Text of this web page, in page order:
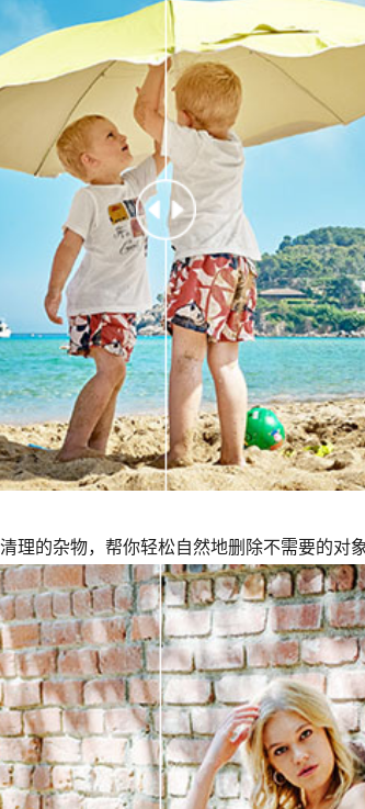
的杂物，帮你轻松自然地删除不需要的对